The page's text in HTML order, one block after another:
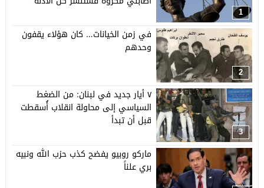
1
2
في زمن الخيانات… كان هؤلاء يقفون
وحدهم
3
٧ أيار جديد في لبنان: من الضغط
السياسي إلى محاولة انقلاب أُسقطت
قبل أن تبدأ
ماركو روبيو يفضح كذب حزب الله ونبيه
بري علناً